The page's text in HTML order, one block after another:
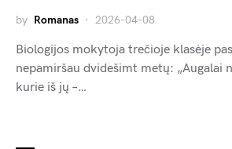
by Romanas 2026-04-08
Biologijos mokytoja trečioje klasėje
nepamiršau dvidešimt metų: „Augalai
kurie iš jų –…